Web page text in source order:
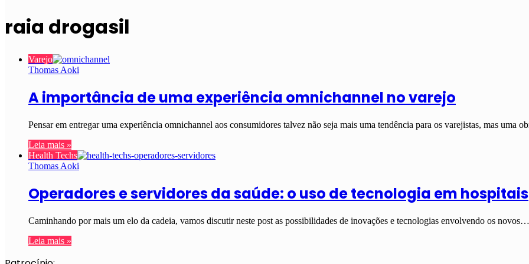
raia drogasil
Varejo
Thomas Aoki
A importância de uma experiência omnichannel no varejo
Pensar em entregar uma experiência omnichannel aos consumidores talvez não seja mais uma tendência para os varejistas, mas uma
Leia mais »
Health Techs
Thomas Aoki
Operadores e servidores da saúde: o uso de tecnologia em hospitais
Caminhando por mais um elo da cadeia, vamos discutir neste post as possibilidades de inovações e tecnologias envolvendo os novos…
Leia mais »